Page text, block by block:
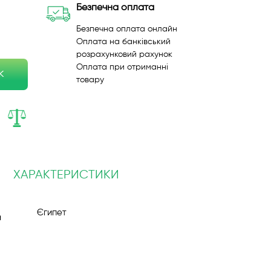
Безпечна оплата
Безпечна оплата онлайн
Оплата на банківський
розрахунковий рахунок
Оплата при отриманні
товару
ХАРАКТЕРИСТИКИ
Єгипет